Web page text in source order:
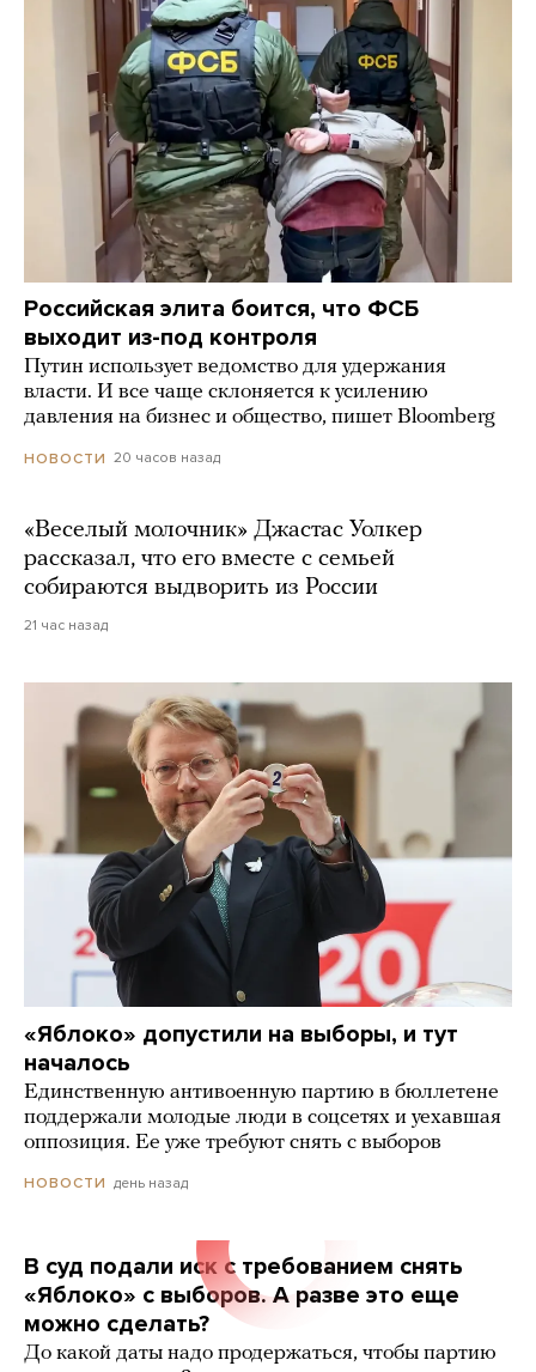
Российская элита боится, что ФСБ
выходит из-под контроля
Путин использует ведомство для удержания
власти. И все чаще склоняется к усилению
давления на бизнес и общество, пишет Bloomberg
НОВОСТИ 20 часов назад
«Веселый молочник» Джастас Уолкер
рассказал, что его вместе с семьей
собираются выдворить из России
21 час назад
«Яблоко» допустили на выборы, и тут
началось
Единственную антивоенную партию в бюллетене
поддержали молодые люди в соцсетях и уехавшая
оппозиция. Ее уже требуют снять с выборов
НОВОСТИ день назад
В суд подали иск с требованием снять
«Яблоко» с выборов. А разве это еще
можно сделать?
До какой даты надо продержаться, чтобы партию